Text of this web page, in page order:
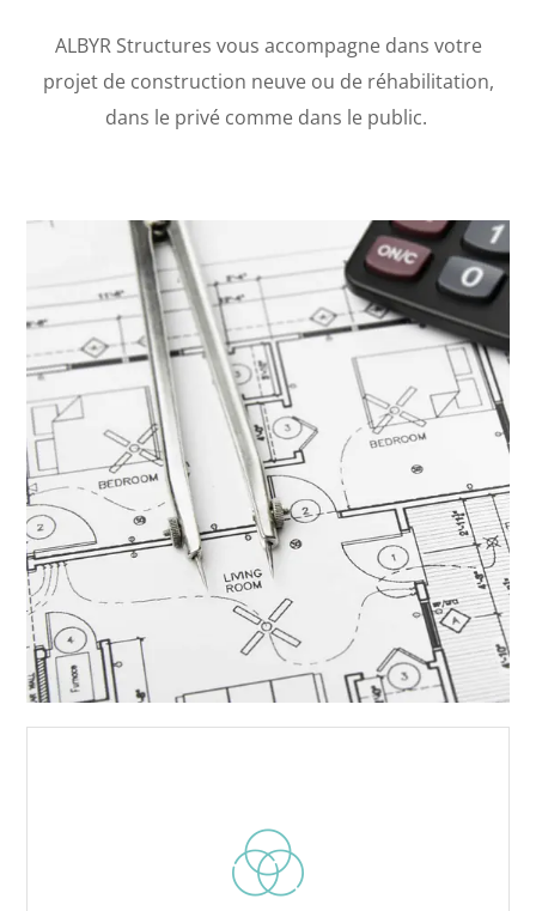
ALBYR Structures vous accompagne dans votre
projet de construction neuve ou de réhabilitation,
dans le privé comme dans le public.